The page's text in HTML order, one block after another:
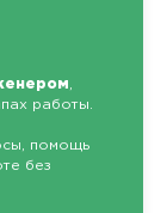
работы.
помощь
без